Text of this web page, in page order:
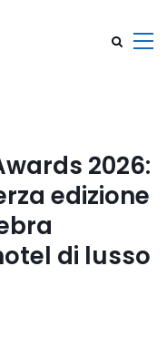
2026:
edizione
di lusso